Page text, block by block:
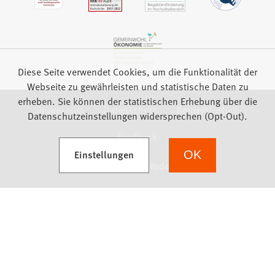
Impressum Datenschutz
Barrierefreiheit
Feedback
Diese Seite verwendet Cookies, um die Funktionalität der
Webseite zu gewährleisten und statistische Daten zu
erheben. Sie können der statistischen Erhebung über die
Datenschutzeinstellungen widersprechen (Opt-Out).
Einstellungen
(Öffnet in einem neuen Tab) OK